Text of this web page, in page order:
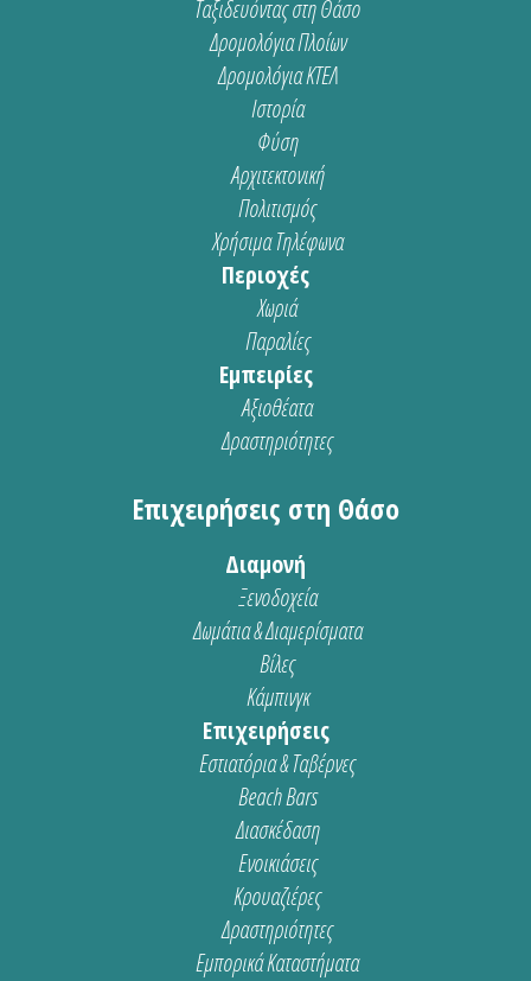
Ταξιδευόντας στη Θάσο
Δρομολόγια Πλοίων
Δρομολόγια ΚΤΕΛ
Ιστορία
Φύση
Αρχιτεκτονική
Πολιτισμός
Χρήσιμα Τηλέφωνα
Περιοχές
Χωριά
Παραλίες
Εμπειρίες
Αξιοθέατα
Δραστηριότητες
Επιχειρήσεις στη Θάσο
Διαμονή
Ξενοδοχεία
Δωμάτια & Διαμερίσματα
Βίλες
Κάμπινγκ
Επιχειρήσεις
Εστιατόρια & Ταβέρνες
Beach Bars
Διασκέδαση
Ενοικιάσεις
Κρουαζιέρες
Δραστηριότητες
Εμπορικά Καταστήματα